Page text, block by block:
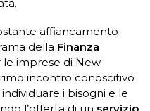
affiancamento
della Finanza
le imprese di New
incontro conoscitivo
individuare i bisogni e le